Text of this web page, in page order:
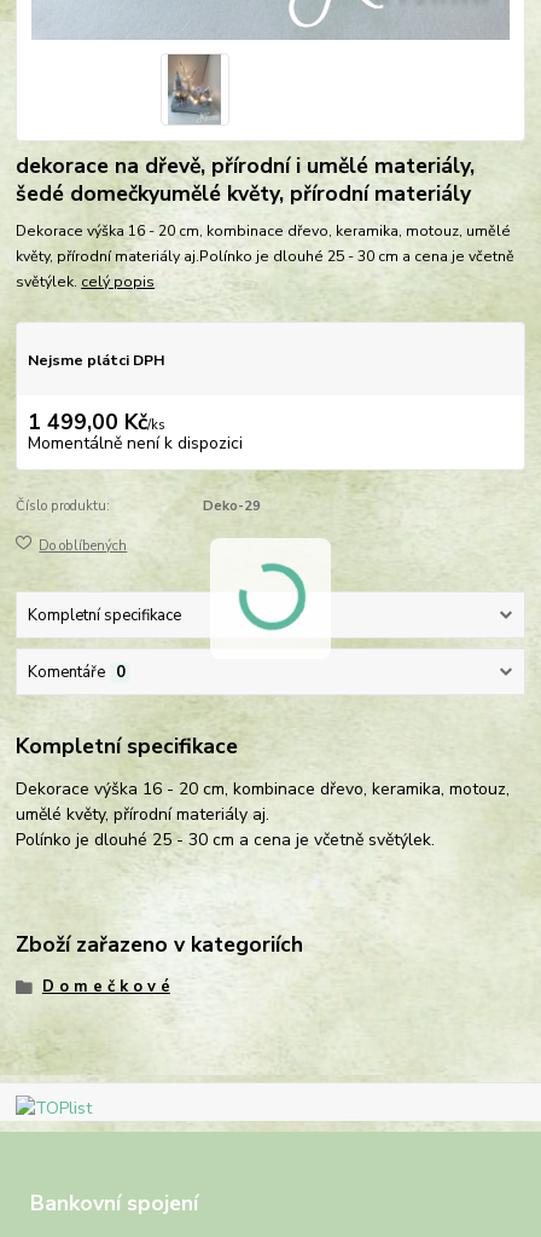
dekorace na dřevě, přírodní i umělé materiály,
šedé domečkyumělé květy, přírodní materiály
Dekorace výška 16 - 20 cm, kombinace dřevo, keramika, motouz, umělé
květy, přírodní materiály aj.Polínko je dlouhé 25 - 30 cm a cena je včetně
světýlek. celý popis
Nejsme plátci DPH
1 499,00 Kč/ks
Momentálně není k dispozici
Číslo produktu: Deko-29
Do oblíbených
Kompletní specifikace
Komentáře 0
Kompletní specifikace
Dekorace výška 16 - 20 cm, kombinace dřevo, keramika, motouz,
umělé květy, přírodní materiály aj.
Polínko je dlouhé 25 - 30 cm a cena je včetně světýlek.
Zboží zařazeno v kategoriích
D o m e č k o v é
Bankovní spojení